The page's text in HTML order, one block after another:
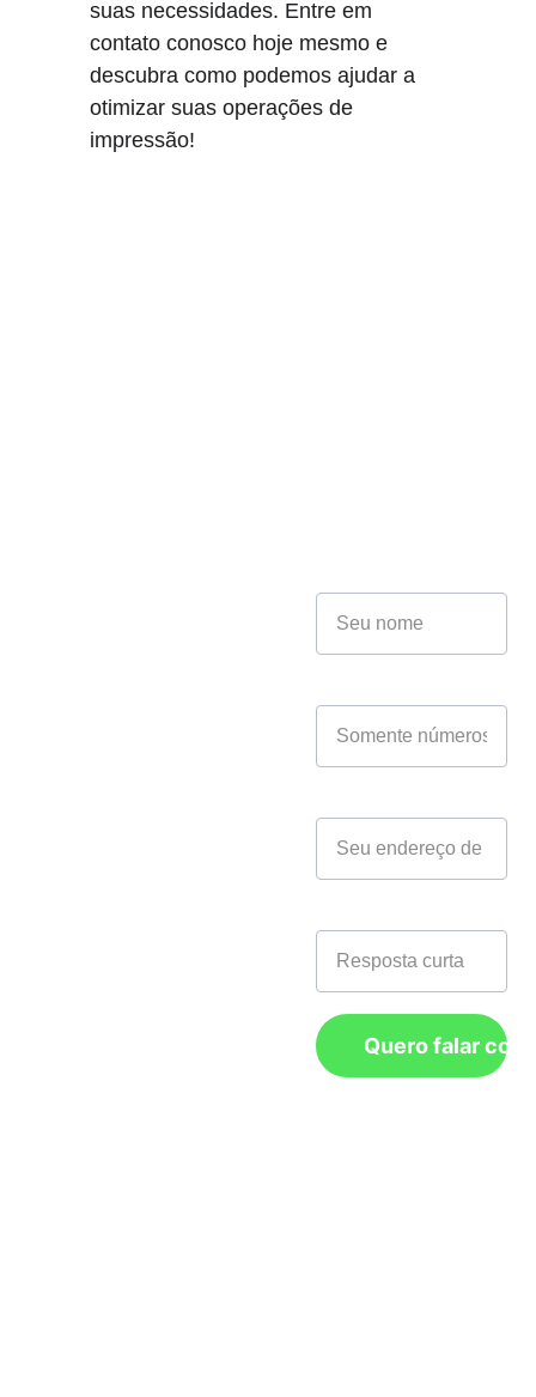
suas necessidades. Entre em
contato conosco hoje mesmo e
descubra como podemos ajudar a
otimizar suas operações de
impressão!
Quero falar